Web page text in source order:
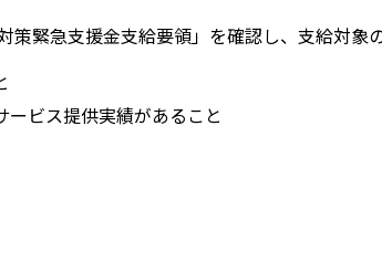
策緊急支援金支給要領」を確認し、支給対象
ビス提供実績があること